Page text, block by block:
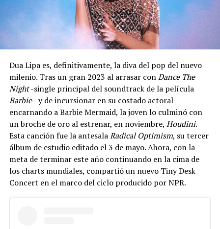
Dua Lipa es, definitivamente, la diva del pop del nuevo
milenio. Tras un gran 2023 al arrasar conDance The
Night-single principal del soundtrack de la película
Barbie– y de incursionar en su costado actoral
encarnando a Barbie Mermaid, la joven lo culminó con
un broche de oro al estrenar, en noviembre, Houdini.
Esta canción fue la antesalaRadical Optimism, su tercer
álbum de estudio editado el 3 de mayo. Ahora, con la
meta de terminar este año continuando en la cima de
los charts mundiales, compartió un nuevo Tiny Desk
Concert en el marco del ciclo producido por NPR.